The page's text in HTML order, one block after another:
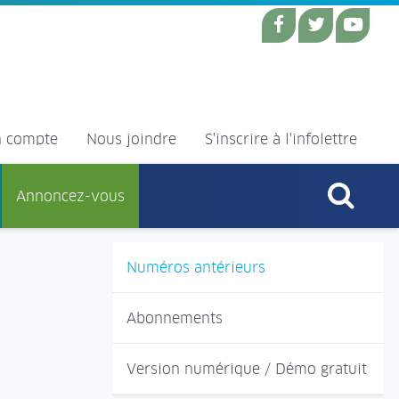
compte Nous joindre S'inscrire à l'infolettre
Annoncez-vous
Numéros antérieurs
Abonnements
Version numérique / Démo gratuit